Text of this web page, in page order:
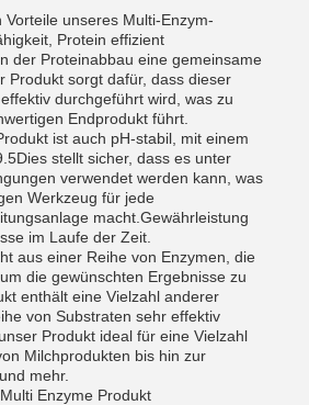
Vorteile unseres Multi-Enzym-
Protein effizient
der Proteinabbau eine gemeinsame
Produkt sorgt dafür, dass dieser
durchgeführt wird, was zu
Endprodukt führt.
ist auch pH-stabil, mit einem
stellt sicher, dass es unter
verwendet werden kann, was
Werkzeug für jede
macht.Gewährleistung
im Laufe der Zeit.
aus einer Reihe von Enzymen, die
die gewünschten Ergebnisse zu
enthält eine Vielzahl anderer
von Substraten sehr effektiv
Produkt ideal für eine Vielzahl
Milchprodukten bis hin zur
mehr.
Enzyme Produkt